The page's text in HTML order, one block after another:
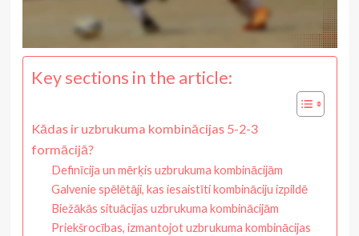
Key sections in the article:
Kādas ir uzbrukuma kombinācijas 5-2-3
formācijā?
Definīcija un mērķis uzbrukuma kombinācijām
Galvenie spēlētāji, kas iesaistīti kombināciju izpildē
Biežākās situācijas uzbrukuma kombinācijām
Priekšrocības, izmantojot uzbrukuma kombinācijas